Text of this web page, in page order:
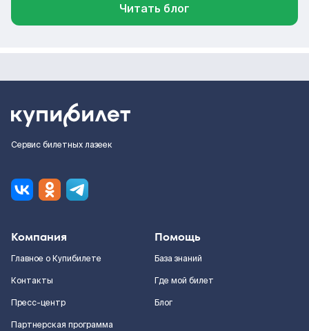
Читать блог
Сервис билетных лазеек
Компания
Главное о Купибилете
Контакты
Пресс-центр
Партнерская программа
Помощь
База знаний
Где мой билет
Блог